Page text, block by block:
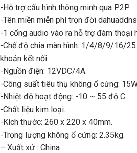
-Hỗ trợ cấu hình thông minh qua P2P.
-Tên miền miễn phí trọn đời
-1 cổng audio vào ra hỗ trợ đàm thoại
-Chế độ chia màn hình: 1/4/8/9/16/
khoản kết nối.
-Nguồn điện: 12VDC/4A.
-Công suất tiêu thụ không ổ cứng:
-Nhiệt độ hoạt động: -10 ~ 55 độ C.
-Chất liệu kim loại.
-Kích thước: 260 x 220 x 40mm.
-Trọng lượng không ổ cứng: 2.35kg.
– Xuất xứ : China